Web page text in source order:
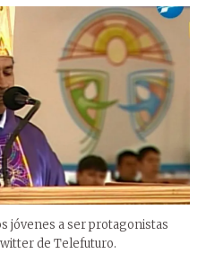
jóvenes a ser protagonistas
de Telefuturo.